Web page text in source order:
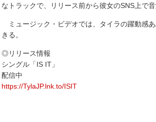
なトラックで、リリース前から彼女のSNS上で
ミュージック・ビデオでは、タイラの躍動感
きる。
◎リリース情報
シングル「IS IT」
配信中
https://TylaJP.lnk.to/ISIT